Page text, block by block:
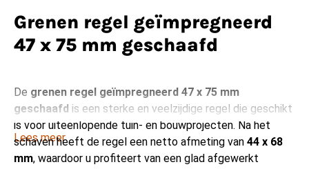
Grenen regel geïmpregneerd
47 x 75 mm geschaafd
De grenen regel geïmpregneerd 47 x 75 mm
geschaafd is een sterke en veelzijdige regel die geschikt
is voor uiteenlopende tuin- en bouwprojecten. Na het
schaven heeft de regel een netto afmeting van 44 x 68
mm, waardoor u profiteert van een glad afgewerkt
Lees meer